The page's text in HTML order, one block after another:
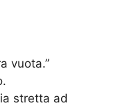
vuota.”
stretta ad